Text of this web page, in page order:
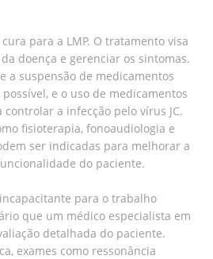
para a LMP. O tratamento visa
doença e gerenciar os sintomas.
a suspensão de medicamentos
e o uso de medicamentos
a infecção pelo vírus JC.
fisioterapia, fonoaudiologia e
ser indicadas para melhorar a
do paciente.
para o trabalho
que um médico especialista em
detalhada do paciente.
exames como ressonância